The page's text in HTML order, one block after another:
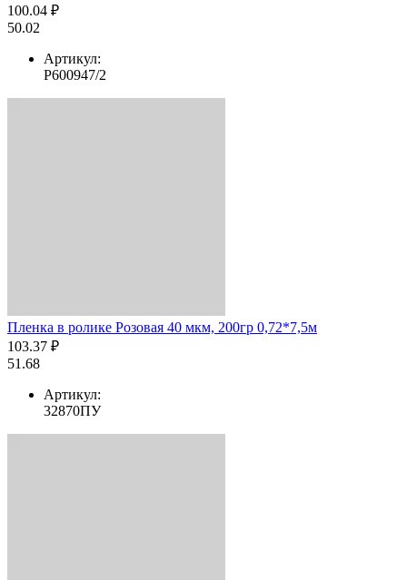
100.04 ₽
50.02
Артикул:
Р600947/2
Пленка в ролике Розовая 40 мкм, 200гр 0,72*7,5м
103.37 ₽
51.68
Артикул:
32870ПУ